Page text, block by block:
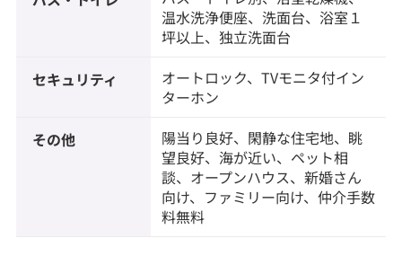
温水洗浄便座、洗面台、浴室１
坪以上、独立洗面台
セキュリティ
オートロック、TVモニタ付イン
ターホン
その他
陽当り良好、閑静な住宅地、眺
望良好、海が近い、ペット相
談、オープンハウス、新婚さん
向け、ファミリー向け、仲介手数
料無料